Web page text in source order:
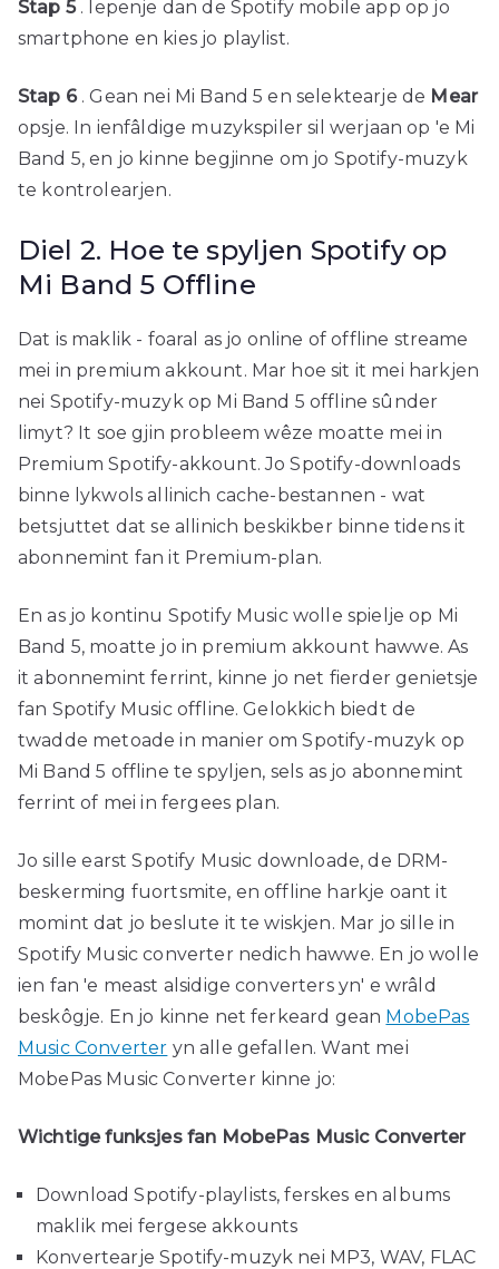
Stap 5. Iepenje dan de Spotify mobile app op jo
smartphone en kies jo playlist.
Stap 6. Gean nei Mi Band 5 en selektearje de Mear
opsje. In ienfâldige muzykspiler sil werjaan op 'e Mi
Band 5, en jo kinne begjinne om jo Spotify-muzyk
te kontrolearjen.
Diel 2. Hoe te spyljen Spotify op
Mi Band 5 Offline
Dat is maklik - foaral as jo online of offline streame
mei in premium akkount. Mar hoe sit it mei harkjen
nei Spotify-muzyk op Mi Band 5 offline sûnder
limyt? It soe gjin probleem wêze moatte mei in
Premium Spotify-akkount. Jo Spotify-downloads
binne lykwols allinich cache-bestannen - wat
betsjuttet dat se allinich beskikber binne tidens it
abonnemint fan it Premium-plan.
En as jo kontinu Spotify Music wolle spielje op Mi
Band 5, moatte jo in premium akkount hawwe. As
it abonnemint ferrint, kinne jo net fierder genietsje
fan Spotify Music offline. Gelokkich biedt de
twadde metoade in manier om Spotify-muzyk op
Mi Band 5 offline te spyljen, sels as jo abonnemint
ferrint of mei in fergees plan.
Jo sille earst Spotify Music downloade, de DRM-
beskerming fuortsmite, en offline harkje oant it
momint dat jo beslute it te wiskjen. Mar jo sille in
Spotify Music converter nedich hawwe. En jo wolle
ien fan 'e meast alsidige converters yn' e wrâld
beskôgje. En jo kinne net ferkeard gean MobePas
Music Converter yn alle gefallen. Want mei
MobePas Music Converter kinne jo:
Wichtige funksjes fan MobePas Music Converter
Download Spotify-playlists, ferskes en albums
maklik mei fergese akkounts
Konvertearje Spotify-muzyk nei MP3, WAV, FLAC